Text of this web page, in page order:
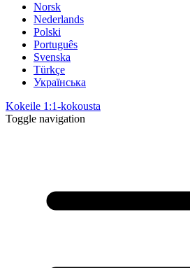
Norsk
Nederlands
Polski
Português
Svenska
Türkçe
Українська
Kokeile 1:1-kokousta
Toggle navigation